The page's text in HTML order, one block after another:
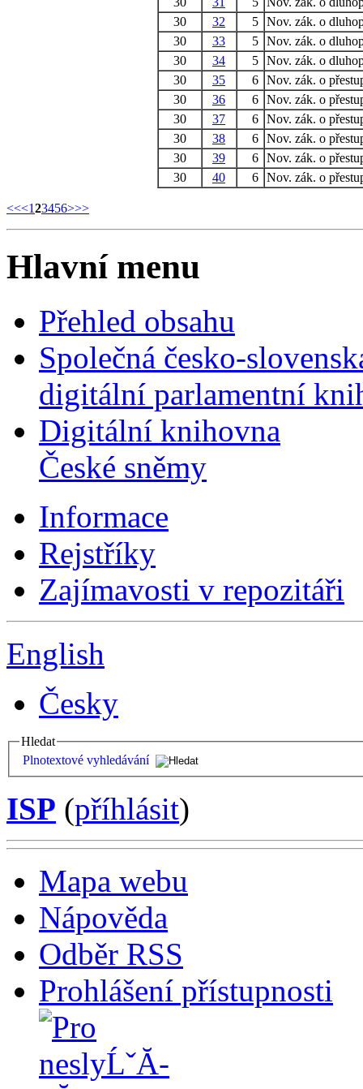
30
32 5 Nov. zák. o
30
33 5 Nov. zák. o
30
34 5 Nov. zák. o
30
35 6 Nov. zák. o
30
36 6 Nov. zák. o
30
37 6 Nov. zák. o
30
38 6 Nov. zák. o
30
39 6 Nov. zák. o
30
40 6 Nov. zák. o
<<<123456>>>
Hlavní menu
Přehled obsahu
Společná česko-
digitální parlamentní
Digitální knihovna
České sněmy
Informace
Rejstříky
Zajímavosti v repozitáři
English
Česky
Hledat
Plnotextové vyhledávání
ISP (příhlásit)
Mapa webu
Nápověda
Odběr RSS
Prohlášení přístupnosti